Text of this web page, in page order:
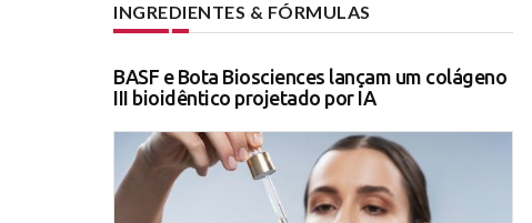
INGREDIENTES & FÓRMULAS
BASF e Bota Biosciences lançam um colágeno
III bioidêntico projetado por IA